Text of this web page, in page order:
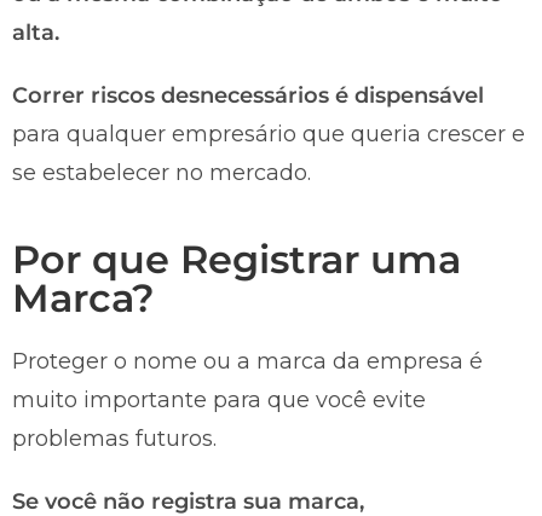
alta.
Correr riscos desnecessários é dispensável
para qualquer empresário que queria crescer e
se estabelecer no mercado.
Por que Registrar uma
Marca?
Proteger o nome ou a marca da empresa é
muito importante para que você evite
problemas futuros.
Se você não registra sua marca,